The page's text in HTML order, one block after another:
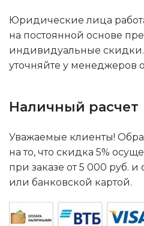
Юридические лица
на постоянной основе
индивидуальные
уточняйте у менеджеров
Наличный расчет
Уважаемые клиенты!
на то, что скидка 5%
при заказе от 5 000 руб.
или банковской картой.